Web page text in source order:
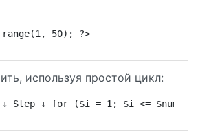
range(1, 50); ?>
используя простой цикл:
Step ↓ for ($i = 1; $i <= $num;